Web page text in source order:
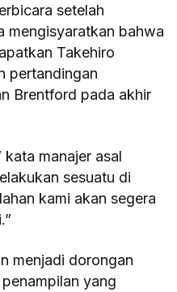
setelah
mengisyaratkan bahwa
Takehiro
pertandingan
Brentford pada akhir
kata manajer asal
sesuatu di
kami akan segera
menjadi dorongan
yang